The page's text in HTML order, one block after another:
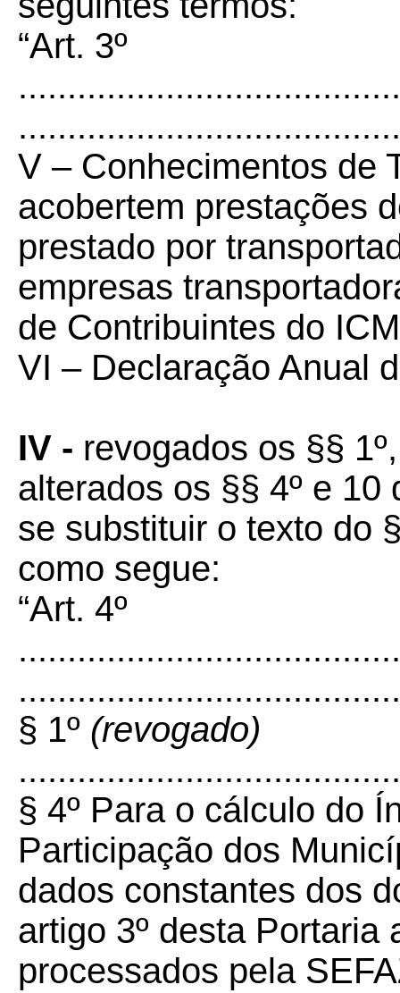
“Art. 3º
V – Conhecimentos de
acobertem prestações
prestado por
empresas
de Contribuintes do
VI – Declaração Anual
IV - revogados os §§
alterados os §§ 4º e
se substituir o texto do
como segue:
“Art. 4º
§ 1º (revogado)
§ 4º Para o cálculo do
Participação dos
dados constantes dos
artigo 3º desta Portaria
processados pela